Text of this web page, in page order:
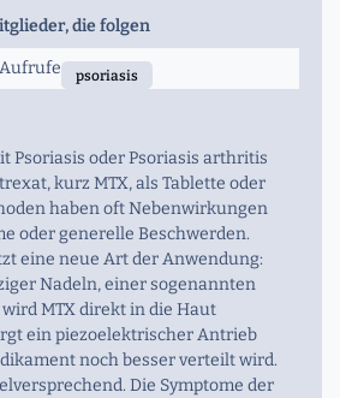
die folgen
Aufrufe psoriasis
Psoriasis oder Psoriasis arthritis
kurz MTX, als Tablette oder
haben oft Nebenwirkungen
oder generelle Beschwerden.
eine neue Art der Anwendung:
Nadeln, einer sogenannten
MTX direkt in die Haut
ein piezoelektrischer Antrieb
noch besser verteilt wird.
Die Symptome der